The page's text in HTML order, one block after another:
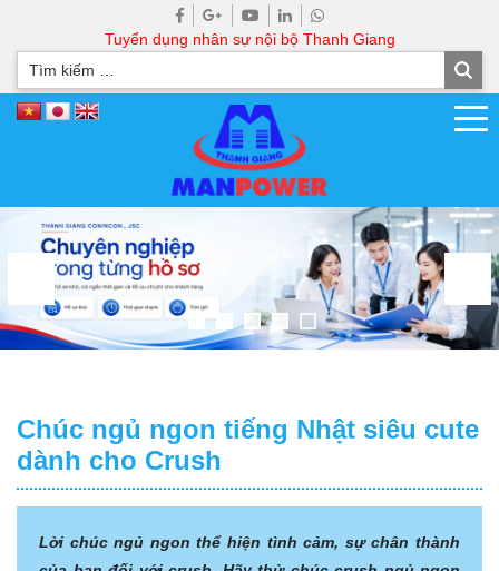
Tuyển dụng nhân sự nội bộ Thanh Giang
Chúc ngủ ngon tiếng Nhật siêu cute
dành cho Crush
Lời chúc ngủ ngon thể hiện tình cảm, sự chân thành